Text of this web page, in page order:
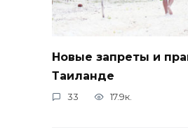
Новые запреты и
Таиланде
33 17.9к.